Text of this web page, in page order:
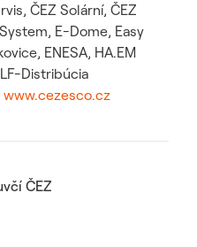
ČEZ Solární, ČEZ
E-Dome, Easy
ENESA, HA.EM
Distribúcia
www.cezesco.cz
ČEZ